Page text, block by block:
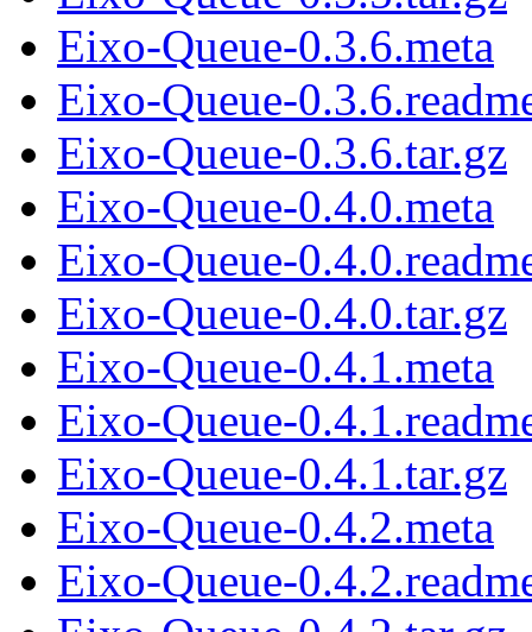
Eixo-Queue-0.3.6.meta
Eixo-Queue-
Eixo-Queue-0.3.6.tar.gz
Eixo-Queue-0.4.0.meta
Eixo-Queue-
Eixo-Queue-0.4.0.tar.gz
Eixo-Queue-0.4.1.meta
Eixo-Queue-
Eixo-Queue-0.4.1.tar.gz
Eixo-Queue-0.4.2.meta
Eixo-Queue-